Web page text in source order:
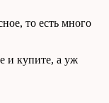
то есть много
и купите, а уж